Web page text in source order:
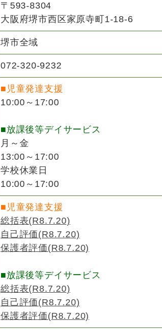
〒593-8304
大阪府堺市西区家原寺町1-18-6
堺市全域
072-320-9232
■児童発達支援
10:00～17:00
■放課後等デイサービス
月～金
13:00～17:00
学校休業日
10:00～17:00
■児童発達支援
総括表(R8.7.20)
自己評価(R8.7.20)
保護者評価(R8.7.20)
■放課後等デイサービス
総括表(R8.7.20)
自己評価(R8.7.20)
保護者評価(R8.7.20)